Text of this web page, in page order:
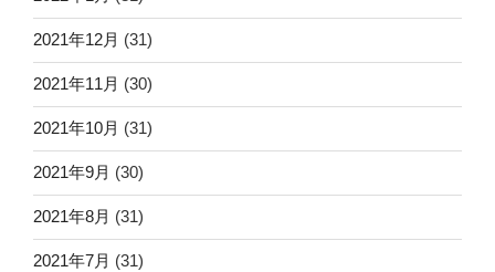
2021年12月 (31)
2021年11月 (30)
2021年10月 (31)
2021年9月 (30)
2021年8月 (31)
2021年7月 (31)